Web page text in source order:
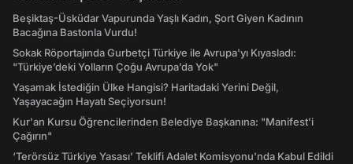
Beşiktaş-Üsküdar Vapurunda Yaşlı Kadın, Şort Giyen Kadının
Bacağına Bastonla Vurdu!
Sokak Röportajında Gurbetçi Türkiye ile Avrupa'yı Kıyasladı:
"Türkiye’deki Yolların Çoğu Avrupa’da Yok"
Yaşamak İstediğin Ülke Hangisi? Haritadaki Yerini Değil,
Yaşayacağın Hayatı Seçiyorsun!
Kur'an Kursu Öğrencilerinden Belediye Başkanına: "Manifest’i
Çağırın"
‘Terörsüz Türkiye Yasası’ Teklifi Adalet Komisyonu'nda Kabul Edildi